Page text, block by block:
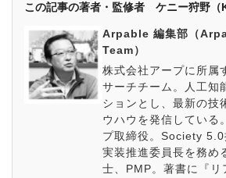
この記事の著者・監修者 ケニー狩野（
Arpable 編集部（
Team）
株式会社アープに所属
サーチチーム。人工知
ションとし、最新の技
ウハウを発信している。
プ取締役。Society
実装推進委員長を務め
士、PMP。著書に『リ